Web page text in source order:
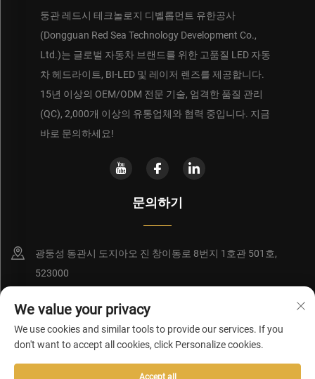
둥관 레드시 테크놀로지 디벨롭먼트 유한공사
(Dongguan Red Sea Technology Development Co.,
Ltd.)는 글로벌 자동차 브랜드를 위한 고품질 LED 자동
차 헤드라이트, BI-LED 및 레이저 렌즈를 제공합니다.
15년 이상의 OEM/ODM 전문 기술, 엄격한 품질 관리
(QC), 2,000개 이상의 유통업체와 협력 중입니다. 지금
바로 문의하세요!
문의하기
광둥성 동관시 도지아오 진 창이동로 8번지 1호관 501호,
523000
+86-18956928858
[email protected]
We value your privacy
We use cookies and similar tools to provide our services. If you
don't want to accept all cookies, click Personalize cookies.
Accept all